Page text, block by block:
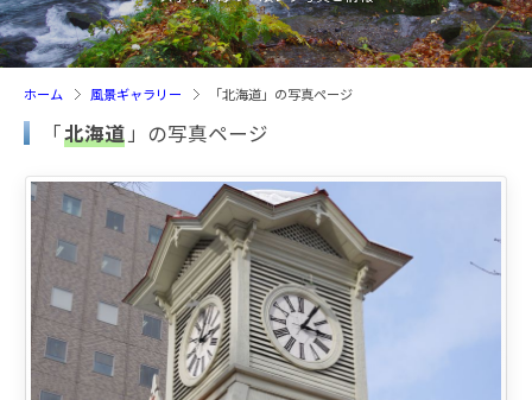
ホーム 風景ギャラリー 「北海道」の写真ページ
「北海道」の写真ページ